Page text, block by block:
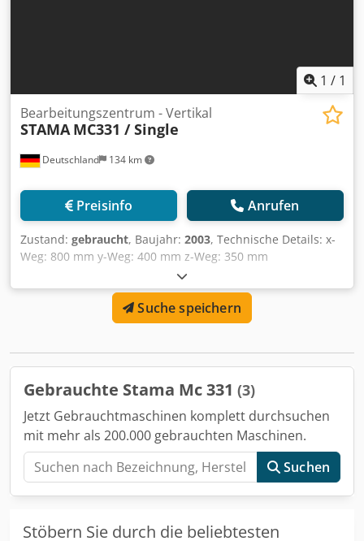
Gesamtabmessung B: 2480mm Gesamtabmessung L:
4500mm Maschinengewicht: 7800kg Bereich A - Achse
360000° Bereich B - Achse 360000° Stromversorgung X-
Stromversorgung Z-Achse 10000 mm/min. 2x 30 Stück
1 / 1
Deutschland 134 km
Bearbeitungszentrum - Vertikal
STAMA MC331 / Single
Preisinfo Anrufen
Zustand: gebraucht, Baujahr: 2003, Technische Details: x-
Weg: 800 mm y-Weg: 400 mm z-Weg: 350 mm
Gesamtleistungsbedarf: 44 kW Maschinengewicht ca.: 8,8 t
Raumbedarf ca.: 6,1 x 4,1 x 3,3 m Dsdpfxeuqq Uqj Aa Eokr
Werkzeugaufnahme: HSK63 Spindeldrehanzahl: 36-12.000
Anzahl der Werkzeuge: 2 x 21 St. Rundtischdurchmesser:
Suche speichern
Gebrauchte Stama Mc 331 (3)
Jetzt Gebrauchtmaschinen komplett durchsuchen
mit mehr als 200.000 gebrauchten Maschinen.
Suchen
Stöbern Sie durch die beliebtesten